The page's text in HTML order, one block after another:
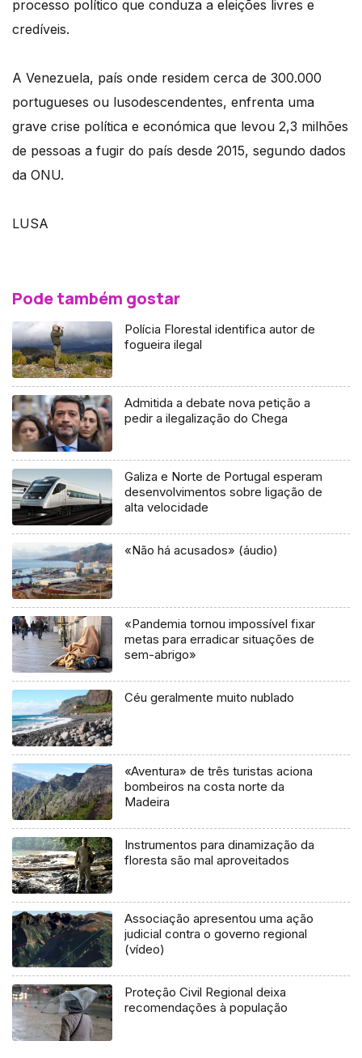
processo político que conduza a eleições livres e
credíveis.
A Venezuela, país onde residem cerca de 300.000
portugueses ou lusodescendentes, enfrenta uma
grave crise política e económica que levou 2,3 milhões
de pessoas a fugir do país desde 2015, segundo dados
da ONU.
LUSA
Pode também gostar
Polícia Florestal identifica autor de
fogueira ilegal
Admitida a debate nova petição a
pedir a ilegalização do Chega
Galiza e Norte de Portugal esperam
desenvolvimentos sobre ligação de
alta velocidade
«Não há acusados» (áudio)
«Pandemia tornou impossível fixar
metas para erradicar situações de
sem-abrigo»
Céu geralmente muito nublado
«Aventura» de três turistas aciona
bombeiros na costa norte da
Madeira
Instrumentos para dinamização da
floresta são mal aproveitados
Associação apresentou uma ação
judicial contra o governo regional
(vídeo)
Proteção Civil Regional deixa
recomendações à população